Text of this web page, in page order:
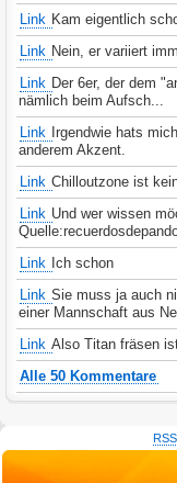
Link Kam eigentlich
Link Nein, er variiert
Link Der 6er, der dem
nämlich beim Aufsch...
Link Irgendwie hats
anderem Akzent.
Link Chilloutzone ist
Link Und wer wissen
Link Ich schon
Link Sie muss ja auch
einer Mannschaft aus
Link Also Titan fräsen
Alle 50 Kommentare